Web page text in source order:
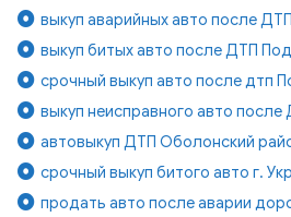
выкуп аварийных авто после
выкуп битых авто после ДТП
срочный выкуп авто после дтп
выкуп неисправного авто
автовыкуп ДТП Оболонский
срочный выкуп битого авто г.
продать авто после аварии